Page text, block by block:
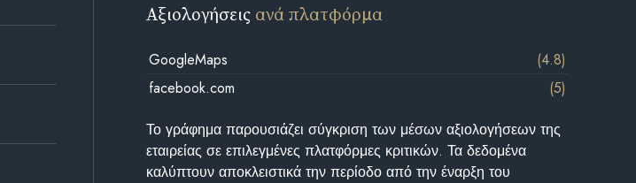
Αξιολογήσεις ανά πλατφόρμα
GoogleMaps
(4.8)
facebook.com
(5)
Το γράφημα παρουσιάζει σύγκριση των μέσων αξιολογήσεων της
εταιρείας σε επιλεγμένες πλατφόρμες κριτικών. Τα δεδομένα
καλύπτουν αποκλειστικά την περίοδο από την έναρξη του